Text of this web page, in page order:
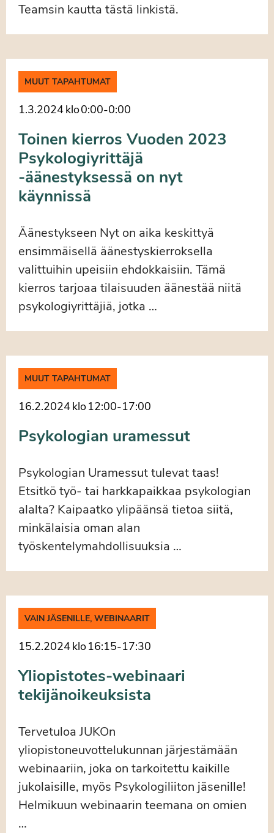
Teamsin kautta tästä linkistä.
MUUT TAPAHTUMAT
1.3.2024klo0:00-0:00
Toinen kierros Vuoden 2023
Psykologiyrittäjä
-äänestyksessä on nyt
käynnissä
Äänestykseen Nyt on aika keskittyä
ensimmäisellä äänestyskierroksella
valittuihin upeisiin ehdokkaisiin. Tämä
kierros tarjoaa tilaisuuden äänestää niitä
psykologiyrittäjiä, jotka …
MUUT TAPAHTUMAT
16.2.2024klo12:00-17:00
Psykologian uramessut
Psykologian Uramessut tulevat taas!
Etsitkö työ- tai harkkapaikkaa psykologian
alalta? Kaipaatko ylipäänsä tietoa siitä,
minkälaisia oman alan
työskentelymahdollisuuksia …
VAIN JÄSENILLE, WEBINAARIT
15.2.2024klo16:15-17:30
Yliopistotes-webinaari
tekijänoikeuksista
Tervetuloa JUKOn
yliopistoneuvottelukunnan järjestämään
webinaariin, joka on tarkoitettu kaikille
jukolaisille, myös Psykologiliiton jäsenille!
Helmikuun webinaarin teemana on omien
…